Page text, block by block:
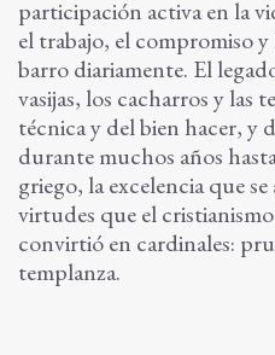
participación activa en la
el trabajo, el compromiso
barro diariamente. El
vasijas, los cacharros y las
técnica y del bien hacer, y
durante muchos años
griego, la excelencia que
virtudes que el
convirtió en cardinales:
templanza.